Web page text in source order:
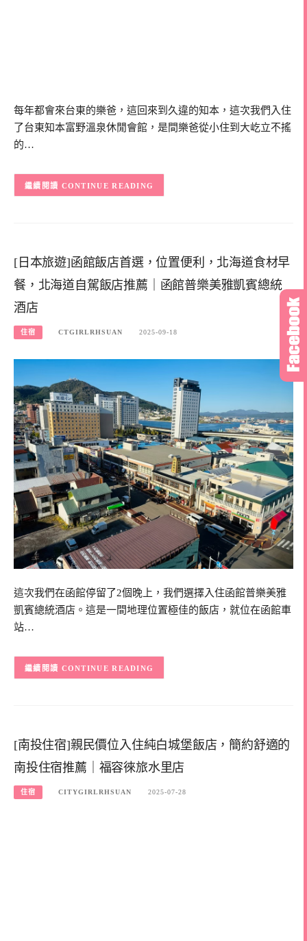
每年都會來台東的樂爸，這回來到久違的知本，這次我們入住
了台東知本富野溫泉休閒會館，是間樂爸從小住到大屹立不搖
的…
CONTINUE READING
[日本旅遊]函館飯店首選，位置便利，北海道食材早
餐，北海道自駕飯店推薦｜函館普樂美雅凱賓總統
酒店
住宿 CTGIRLRHSUAN 2025-09-18
這次我們在函館停留了2個晚上，我們選擇入住函館普樂美雅
凱賓總統酒店。這是一間地理位置極佳的飯店，就位在函館車
站…
CONTINUE READING
[南投住宿]親民價位入住純白城堡飯店，簡約舒適的
南投住宿推薦｜福容徠旅水里店
住宿 CITYGIRLRHSUAN 2025-07-28